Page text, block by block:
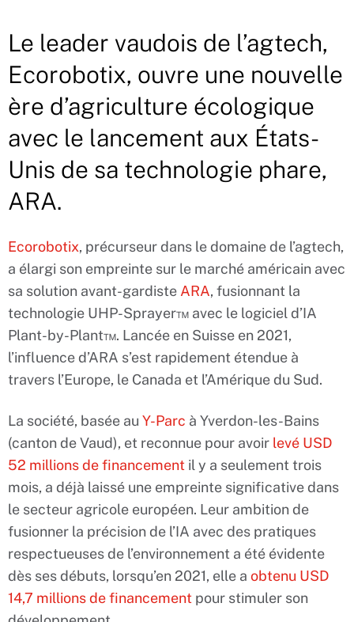
Le leader vaudois de l’agtech,
Ecorobotix, ouvre une nouvelle
ère d’agriculture écologique
avec le lancement aux États-
Unis de sa technologie phare,
ARA.
Ecorobotix, précurseur dans le domaine de l’agtech,
a élargi son empreinte sur le marché américain avec
sa solution avant-gardiste ARA, fusionnant la
technologie UHP-Sprayer™ avec le logiciel d’IA
Plant-by-Plant™. Lancée en Suisse en 2021,
l’influence d’ARA s’est rapidement étendue à
travers l’Europe, le Canada et l’Amérique du Sud.
La société, basée au Y-Parc à Yverdon-les-Bains
(canton de Vaud), et reconnue pour avoir levé USD
52 millions de financement il y a seulement trois
mois, a déjà laissé une empreinte significative dans
le secteur agricole européen. Leur ambition de
fusionner la précision de l’IA avec des pratiques
respectueuses de l’environnement a été évidente
dès ses débuts, lorsqu’en 2021, elle a obtenu USD
14,7 millions de financement pour stimuler son